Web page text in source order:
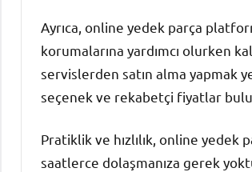
Ayrıca, online yedek parça
korumalarına yardımcı olurken
servislerden satın alma yapmak
seçenek ve rekabetçi fiyatlar
Pratiklik ve hızlılık, online
saatlerce dolaşmanıza gerek